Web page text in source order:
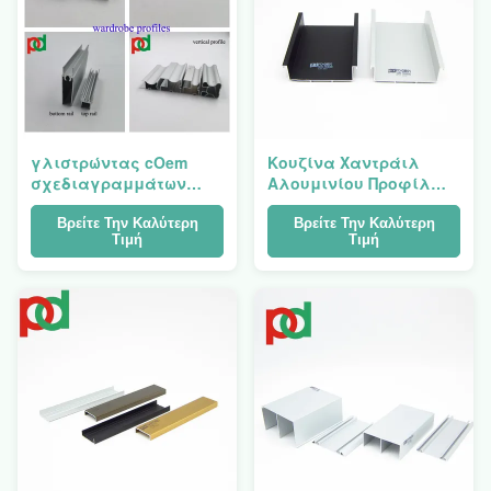
γλιστρώντας cOem
σχεδιαγραμμάτων
πορτών ντουλαπών
αλουμινίου 6m
αντιδιαβρωτικός
Βρείτε Την Καλύτερη
Τιμή
Κουζίνα Χαντράιλ
Αλουμινίου Προφίλ
Ζεστή πώληση στη
Νότια Αμερική
Βρείτε Την Καλύτερη
Τιμή